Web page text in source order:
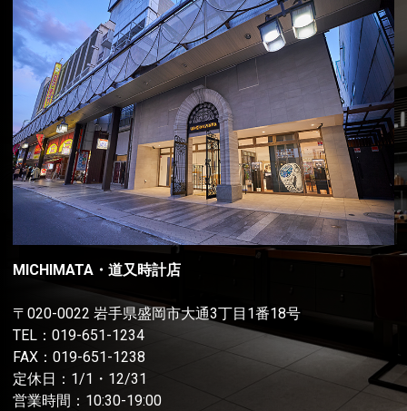
MICHIMATA・道又時計店
〒020-0022 岩手県盛岡市大通3丁目1番18号
TEL： 019-651-1234
FAX：019-651-1238
定休日：1/1・12/31
営業時間：10:30-19:00